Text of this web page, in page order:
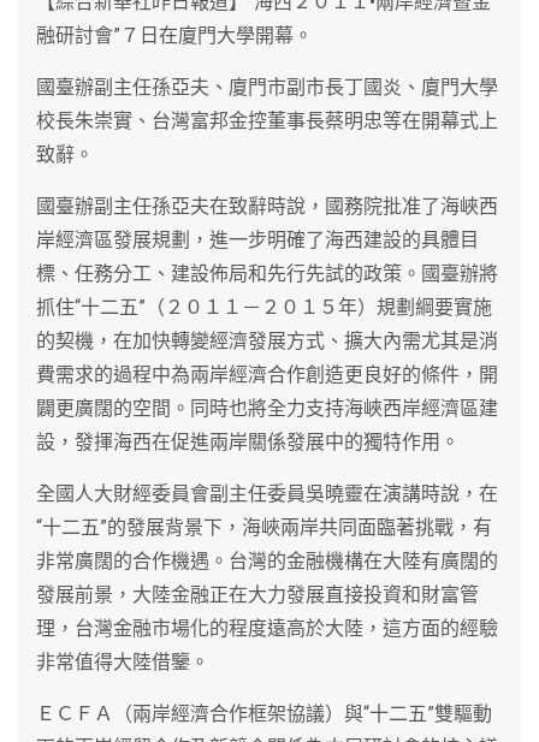
融研討會”７日在廈門大學開幕。
國臺辦副主任孫亞夫、廈門市副市長丁國炎、廈門大學
校長朱崇實、台灣富邦金控董事長蔡明忠等在開幕式上
致辭。
國臺辦副主任孫亞夫在致辭時說，國務院批准了海峽西
岸經濟區發展規劃，進一步明確了海西建設的具體目
標、任務分工、建設佈局和先行先試的政策。國臺辦將
抓住“十二五”（２０１１－２０１５年）規劃綱要實施
的契機，在加快轉變經濟發展方式、擴大內需尤其是消
費需求的過程中為兩岸經濟合作創造更良好的條件，開
闢更廣闊的空間。同時也將全力支持海峽西岸經濟區建
設，發揮海西在促進兩岸關係發展中的獨特作用。
全國人大財經委員會副主任委員吳曉靈在演講時說，在
“十二五”的發展背景下，海峽兩岸共同面臨著挑戰，有
非常廣闊的合作機遇。台灣的金融機構在大陸有廣闊的
發展前景，大陸金融正在大力發展直接投資和財富管
理，台灣金融市場化的程度遠高於大陸，這方面的經驗
非常值得大陸借鑒。
ＥＣＦＡ（兩岸經濟合作框架協議）與“十二五”雙驅動